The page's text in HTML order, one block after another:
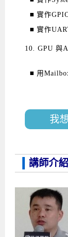
■ 實作
■ 實作
10. GPU 與
■ 用
我
講師介紹